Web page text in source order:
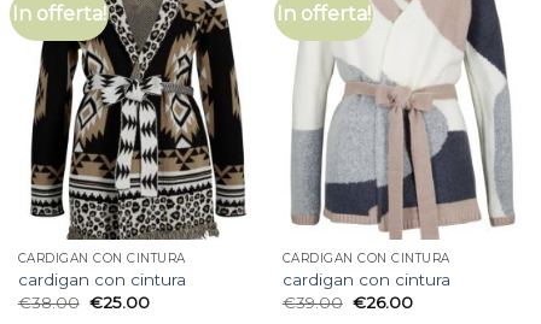
In offerta!
CARDIGAN CON CINTURA
cardigan con cintura
€38.00 €25.00
In offerta!
CARDIGAN CON CINTURA
cardigan con cintura
€39.00 €26.00